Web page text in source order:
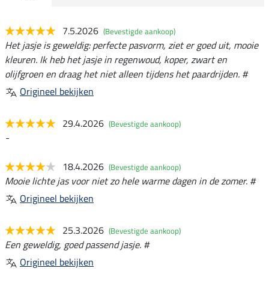
7.5.2026 (Bevestigde aankoop)
Het jasje is geweldig: perfecte pasvorm, ziet er goed uit, mooie
kleuren. Ik heb het jasje in regenwoud, koper, zwart en
olijfgroen en draag het niet alleen tijdens het paardrijden. #
Origineel bekijken
29.4.2026 (Bevestigde aankoop)
-
18.4.2026 (Bevestigde aankoop)
Mooie lichte jas voor niet zo hele warme dagen in de zomer. #
Origineel bekijken
25.3.2026 (Bevestigde aankoop)
Een geweldig, goed passend jasje. #
Origineel bekijken